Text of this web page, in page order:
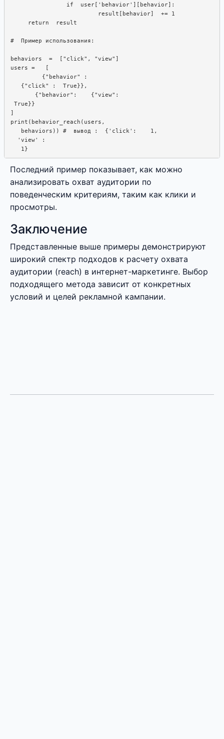
                if  user['behavior'][behavior]:
                         result[behavior]  += 1
     return  result
#  Пример использования:
behaviors  =  ["click", "view"]
users =   [
         {"behavior" :
   {"click" :  True}},
       {"behavior":    {"view":
True}}
]
print(behavior_reach(users,
   behaviors)) #  вывод :  {'click':    1,
  'view' :
Последний пример показывает, как можно
анализировать охват аудитории по
поведенческим критериям, таким как клики и
просмотры.
Заключение
Представленные выше примеры демонстрируют
широкий спектр подходов к расчету охвата
аудитории (reach) в интернет-маркетинге. Выбор
подходящего метода зависит от конкретных
условий и целей рекламной кампании.